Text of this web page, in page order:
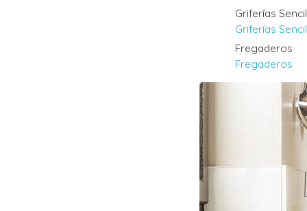
Griferías
Griferías
Fregaderos
Fregaderos